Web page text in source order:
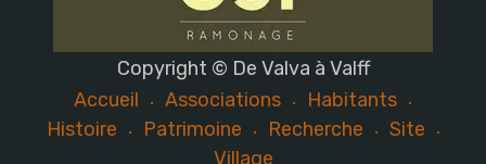
Copyright © De Valva à Valff
Accueil
Associations
Habitants
Histoire
Patrimoine Recherche
Site
Village